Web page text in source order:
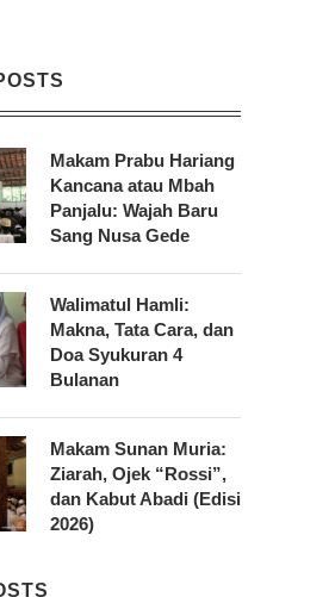
Makam Prabu Hariang
Kancana atau Mbah
Panjalu: Wajah Baru
Sang Nusa Gede
Walimatul Hamli:
Makna, Tata Cara, dan
Doa Syukuran 4
Bulanan
Makam Sunan Muria:
Ziarah, Ojek “Rossi”,
dan Kabut Abadi (Edisi
2026)